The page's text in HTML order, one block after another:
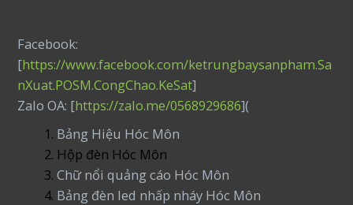
Facebook:
[https://www.facebook.com/ketrungbaysanpham.Sa
nXuat.POSM.CongChao.KeSat]
Zalo OA: [https://zalo.me/0568929686](
Bảng Hiệu Hóc Môn
Hộp đèn Hóc Môn
Chữ nổi quảng cáo Hóc Môn
Bảng đèn led nhấp nháy Hóc Môn